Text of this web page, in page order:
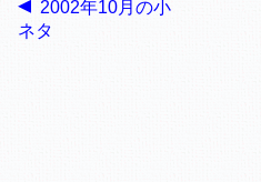
2002年10月の小
ネタ